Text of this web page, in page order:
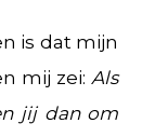
is dat mijn
mij zei:Als
jij dan om